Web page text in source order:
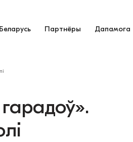
Партнёры Дапамога